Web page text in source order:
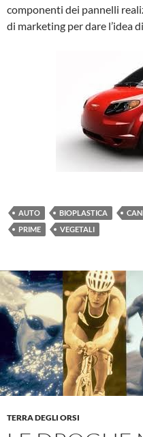
componenti dei pannelli
di marketing per dare l’idea
AUTO BIOPLASTICA
PRIME
VEGETALI
TERRA DEGLI ORSI